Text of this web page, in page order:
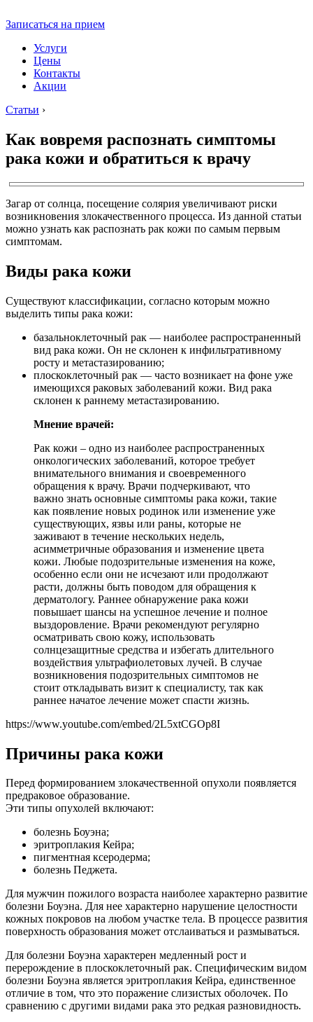
Записаться на прием
Услуги
Цены
Контакты
Акции
Статьи ›
Как вовремя распознать симптомы
рака кожи и обратиться к врачу
Загар от солнца, посещение солярия увеличивают риски
возникновения злокачественного процесса. Из данной статьи
можно узнать как распознать рак кожи по самым первым
симптомам.
Виды рака кожи
Существуют классификации, согласно которым можно
выделить типы рака кожи:
базальноклеточный рак — наиболее распространенный
вид рака кожи. Он не склонен к инфильтративному
росту и метастазированию;
плоскоклеточный рак — часто возникает на фоне уже
имеющихся раковых заболеваний кожи. Вид рака
склонен к раннему метастазированию.
Мнение врачей:
Рак кожи – одно из наиболее распространенных
онкологических заболеваний, которое требует
внимательного внимания и своевременного
обращения к врачу. Врачи подчеркивают, что
важно знать основные симптомы рака кожи, такие
как появление новых родинок или изменение уже
существующих, язвы или раны, которые не
заживают в течение нескольких недель,
асимметричные образования и изменение цвета
кожи. Любые подозрительные изменения на коже,
особенно если они не исчезают или продолжают
расти, должны быть поводом для обращения к
дерматологу. Раннее обнаружение рака кожи
повышает шансы на успешное лечение и полное
выздоровление. Врачи рекомендуют регулярно
осматривать свою кожу, использовать
солнцезащитные средства и избегать длительного
воздействия ультрафиолетовых лучей. В случае
возникновения подозрительных симптомов не
стоит откладывать визит к специалисту, так как
раннее начатое лечение может спасти жизнь.
https://www.youtube.com/embed/2L5xtCGOp8I
Причины рака кожи
Перед формированием злокачественной опухоли появляется
предраковое образование.
Эти типы опухолей включают:
болезнь Боуэна;
эритроплакия Кейра;
пигментная ксеродерма;
болезнь Педжета.
Для мужчин пожилого возраста наиболее характерно развитие
болезни Боуэна. Для нее характерно нарушение целостности
кожных покровов на любом участке тела. В процессе развития
поверхность образования может отслаиваться и размываться.
Для болезни Боуэна характерен медленный рост и
перерождение в плоскоклеточный рак. Специфическим видом
болезни Боуэна является эритроплакия Кейра, единственное
отличие в том, что это поражение слизистых оболочек. По
сравнению с другими видами рака это редкая разновидность.